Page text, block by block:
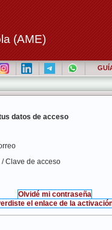
(AME)
datos de acceso
Clave de acceso
Olvidé mi contraseña
el enlace de la